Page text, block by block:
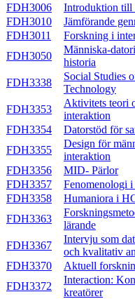
FDH3006
Introduktion till
FDH3010
Jämförande
FDH3011
Forskning i
FDH3050
Människa-
historia
FDH3338
Social Studies
Technology
FDH3353
Aktivitets teori
interaktion
FDH3354
Datorstöd för
FDH3355
Design för
interaktion
FDH3356
MID- Pärlor
FDH3357
Fenomenologi
FDH3358
Humaniora i
FDH3363
lärande
FDH3367
Intervju som
och kvalitativ
FDH3370
Aktuell
FDH3372
Interaction:
kreatörer